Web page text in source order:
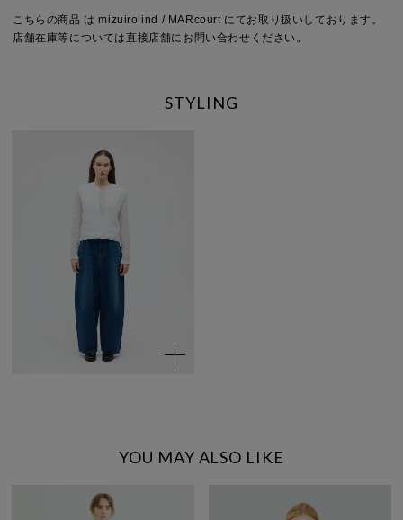
こちらの商品 は mizuiro ind / MARcourt にてお取り扱いしております。
店舗在庫等については直接店舗にお問い合わせください。
STYLING
YOU MAY ALSO LIKE